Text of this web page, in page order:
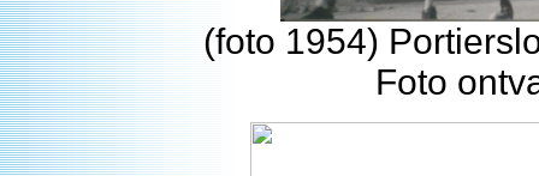
(foto 1954)
Foto